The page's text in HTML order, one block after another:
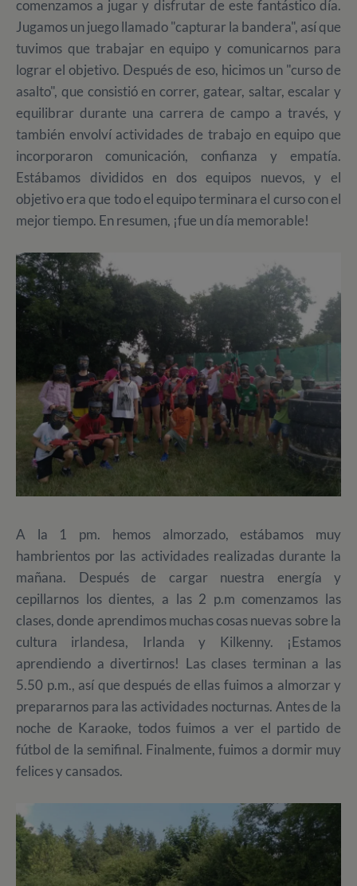
comenzamos a jugar y disfrutar de este fantástico día.
Jugamos un juego llamado "capturar la bandera", así que
tuvimos que trabajar en equipo y comunicarnos para
lograr el objetivo. Después de eso, hicimos un "curso de
asalto", que consistió en correr, gatear, saltar, escalar y
equilibrar durante una carrera de campo a través, y
también envolví actividades de trabajo en equipo que
incorporaron comunicación, confianza y empatía.
Estábamos divididos en dos equipos nuevos, y el
objetivo era que todo el equipo terminara el curso con el
mejor tiempo. En resumen, ¡fue un día memorable!
A la 1 pm. hemos almorzado, estábamos muy
hambrientos por las actividades realizadas durante la
mañana. Después de cargar nuestra energía y
cepillarnos los dientes, a las 2 p.m comenzamos las
clases, donde aprendimos muchas cosas nuevas sobre la
cultura irlandesa, Irlanda y Kilkenny. ¡Estamos
aprendiendo a divertirnos! Las clases terminan a las
5.50 p.m., así que después de ellas fuimos a almorzar y
prepararnos para las actividades nocturnas. Antes de la
noche de Karaoke, todos fuimos a ver el partido de
fútbol de la semifinal. Finalmente, fuimos a dormir muy
felices y cansados.